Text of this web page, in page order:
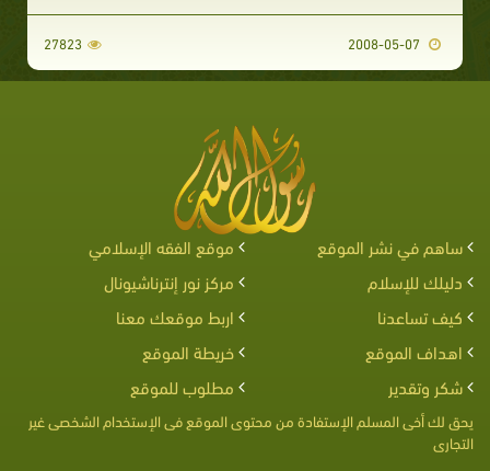
27823
ساهم في نشر الموقع
موقع الفقه الإسلامي
دليلك للإسلام
مركز نور إنترناشيونال
كيف تساعدنا
اربط موقعك معنا
اهداف الموقع
خريطة الموقع
شكر وتقدير
مطلوب للموقع
يحق لك أخى المسلم الإستفادة من محتوى الموقع فى الإستخدام الشخصى غير
التجارى